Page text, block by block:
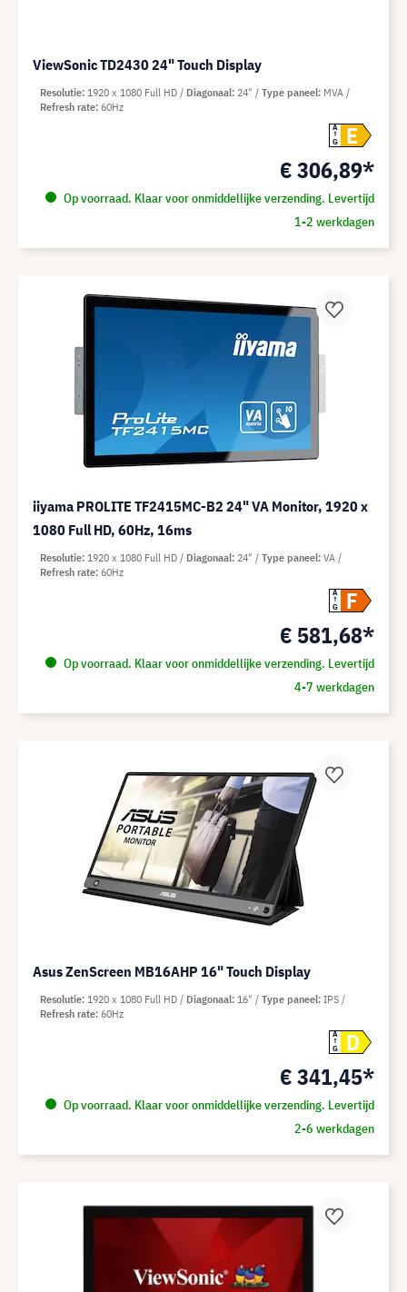
ViewSonic TD2430 24" Touch Display
A
G
E
€ 306,89*
Op voorraad. Klaar voor onmiddellijke verzending. Levertijd
1-2 werkdagen
Resolutie 1920 x 1080 Full HD Diagonaal 24" Type paneel MVA
Refresh rate 60Hz
iiyama PROLITE TF2415MC-B2 24" VA Monitor, 1920 x
1080 Full HD, 60Hz, 16ms
A
G
F
€ 581,68*
Op voorraad. Klaar voor onmiddellijke verzending. Levertijd
4-7 werkdagen
Resolutie 1920 x 1080 Full HD Diagonaal 24" Type paneel VA
Refresh rate 60Hz
Asus ZenScreen MB16AHP 16" Touch Display
A
G
D
€ 341,45*
Op voorraad. Klaar voor onmiddellijke verzending. Levertijd
2-6 werkdagen
Resolutie 1920 x 1080 Full HD Diagonaal 16" Type paneel IPS
Refresh rate 60Hz